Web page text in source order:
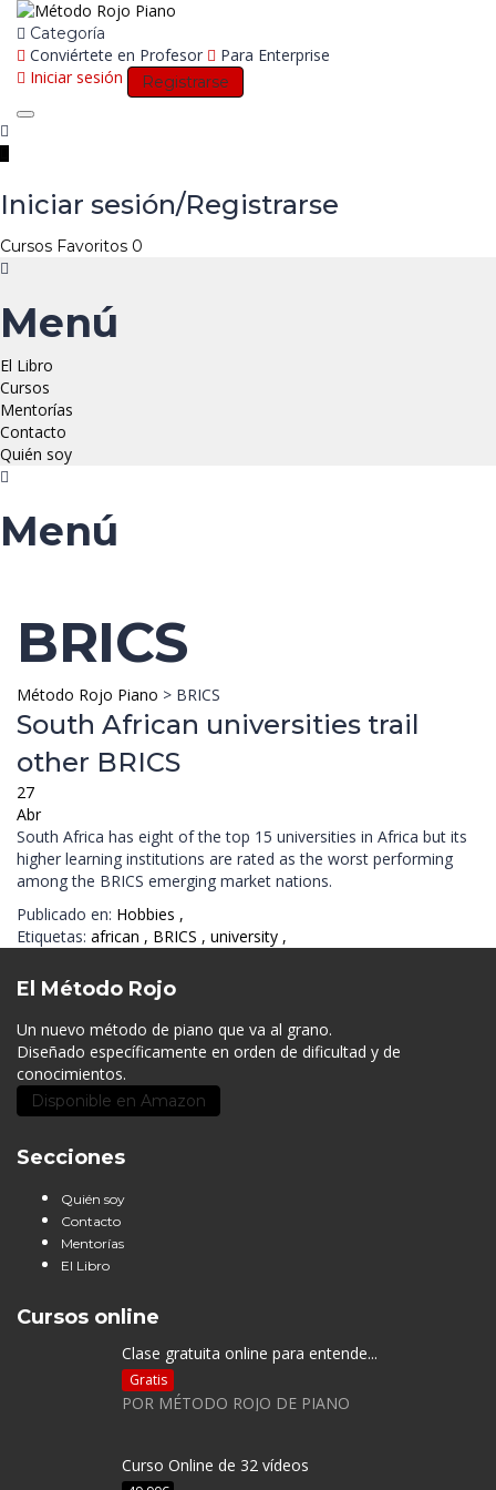
Categoría
Conviértete en Profesor
Para Enterprise
Iniciar sesión
Registrarse
Toggle
Iniciar sesión/Registrarse
Cursos Favoritos 0
Menú
El Libro
Cursos
Mentorías
Contacto
Quién soy
Menú
BRICS
Método Rojo Piano > BRICS
South African universities trail
other BRICS
27
Abr
South Africa has eight of the top 15 universities in Africa but its
higher learning institutions are rated as the worst performing
among the BRICS emerging market nations.
Publicado en: Hobbies ,
Etiquetas: african , BRICS , university ,
El Método Rojo
Un nuevo método de piano que va al grano.
Diseñado específicamente en orden de dificultad y de
conocimientos.
Disponible en Amazon
Secciones
Quién soy
Contacto
Mentorías
El Libro
Cursos online
Clase gratuita online para entende...
Gratis
POR MÉTODO ROJO DE PIANO
Curso Online de 32 vídeos